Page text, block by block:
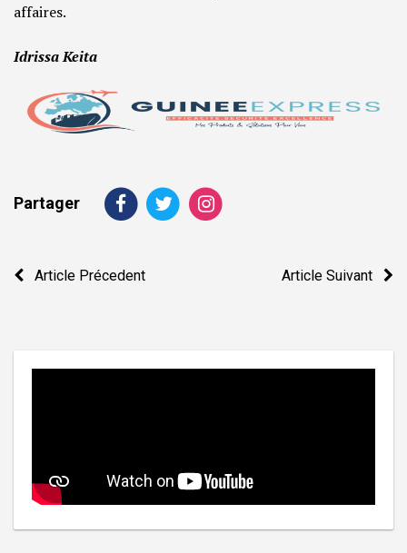
affaires.
Idrissa Keita
Partager
Navigation
Article Précedent Article Suivant